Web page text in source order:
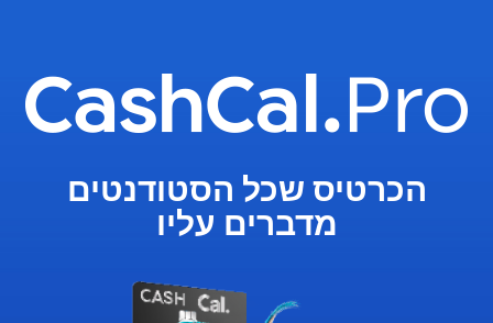
הכרטיס שכל הסטודנטים
מדברים עליו